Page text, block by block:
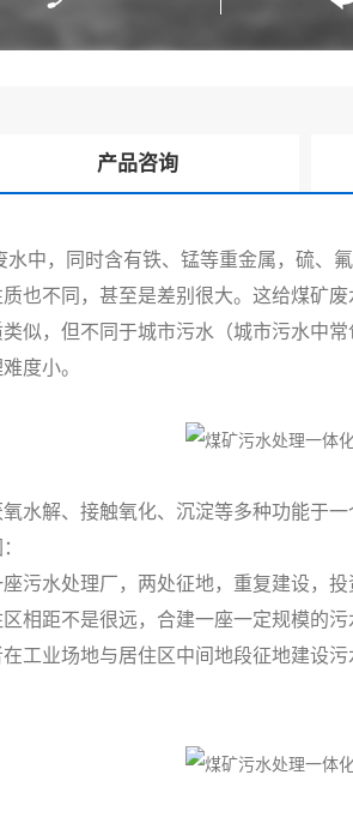
产品咨询
，同时含有铁、锰等重金属，硫、氟
也不同，甚至是差别很大。这给煤矿废
，但不同于城市污水（城市污水中常
度小。
解、接触氧化、沉淀等多种功能于一
水处理厂，两处征地，重复建设，投
相距不是很远，合建一座一定规模的
工业场地与居住区中间地段征地建设